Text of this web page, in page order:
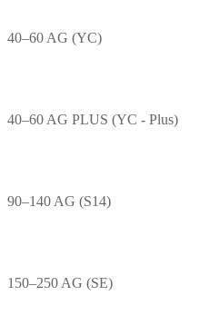
40–60 AG (YC)
40–60 AG PLUS (YC - Plus)
90–140 AG (S14)
150–250 AG (SE)